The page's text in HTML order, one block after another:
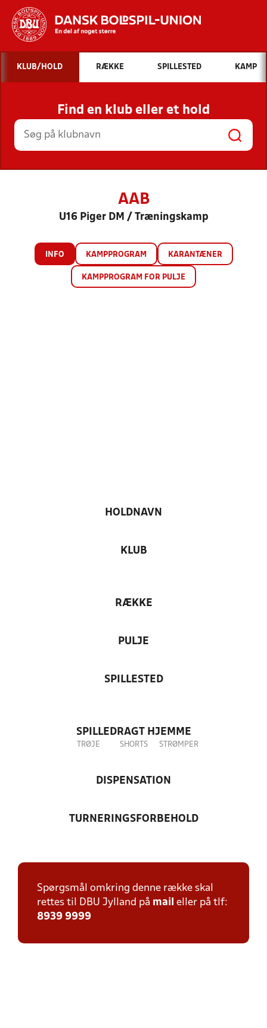
Hvad vil du søge efter?
INDHOLD OG NYHEDER
STILLINGER, RESULTATER, KLUBBER OG
HOLD
KLUB/HOLD RÆKKE SPILLESTED KAMP
Find en klub eller et hold
AAB
U16 Piger DM / Træningskamp
INFO KAMPPROGRAM KARANTÆNER
KAMPPROGRAM FOR PULJE
HOLDNAVN
KLUB
RÆKKE
PULJE
SPILLESTED
SPILLEDRAGT HJEMME
TRØJE SHORTS STRØMPER
DISPENSATION
TURNERINGSFORBEHOLD
Spørgsmål omkring denne række skal
rettes til DBU Jylland på mail eller på tlf:
8939 9999